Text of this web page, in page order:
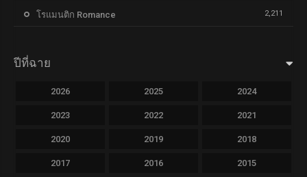
โรแมนติก Romance 2,211
ปีที่ฉาย
2026 2025 2024
2023 2022 2021
2020 2019 2018
2017 2016 2015